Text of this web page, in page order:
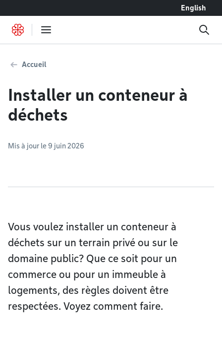
English
Accueil
Installer un conteneur à
déchets
Mis à jour le 9 juin 2026
Vous voulez installer un conteneur à
déchets sur un terrain privé ou sur le
domaine public? Que ce soit pour un
commerce ou pour un immeuble à
logements, des règles doivent être
respectées. Voyez comment faire.